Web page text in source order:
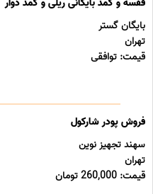
بایگان گستر
تهران
قیمت: توافقی
فروش پودر شارکول
سهند تجهیز نوین
تهران
قیمت: 260,000 تومان